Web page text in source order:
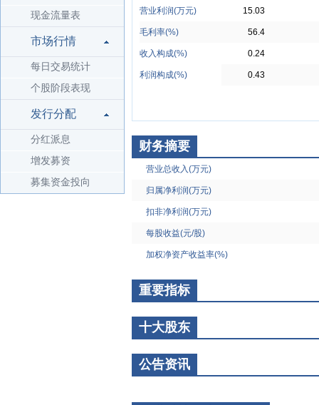
现金流量表
市场行情
每日交易统计
个股阶段表现
发行分配
分红派息
增发募资
募集资金投向
营业利润(万元)
毛利率(%)
收入构成(%)
利润构成(%)
15.03
56.4
0.24
0.43
财务摘要
营业总收入(万元)
归属净利润(万元)
扣非净利润(万元)
每股收益(元/股)
加权净资产收益率(%)
重要指标
十大股东
公告资讯